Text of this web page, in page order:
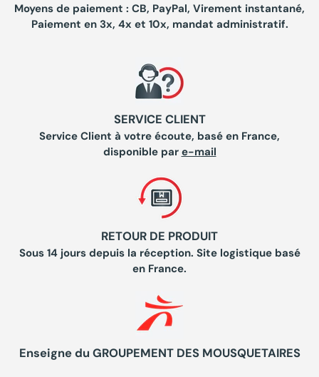
Moyens de paiement : CB, PayPal, Virement instantané,
Paiement en 3x, 4x et 10x, mandat administratif.
SERVICE CLIENT
Service Client à votre écoute, basé en France,
disponible par e-mail
RETOUR DE PRODUIT
Sous 14 jours depuis la réception. Site logistique basé
en France.
Enseigne du GROUPEMENT DES MOUSQUETAIRES